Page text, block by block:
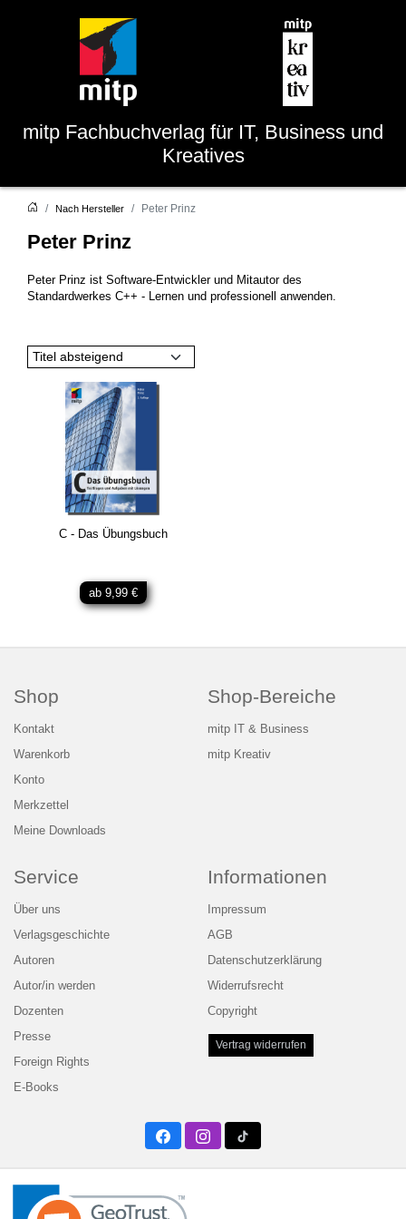
mitp Fachbuchverlag für IT, Business und
Kreatives
Nach Hersteller Peter Prinz
Peter Prinz
Peter Prinz ist Software-Entwickler und Mitautor des
Standardwerkes C++ - Lernen und professionell anwenden.
Titel absteigend
C - Das Übungsbuch
ab 9,99 €
Shop
Kontakt
Warenkorb
Konto
Merkzettel
Meine Downloads
Shop-Bereiche
mitp IT & Business
mitp Kreativ
Service
Über uns
Verlagsgeschichte
Autoren
Autor/in werden
Dozenten
Presse
Foreign Rights
E-Books
Informationen
Impressum
AGB
Datenschutzerklärung
Widerrufsrecht
Copyright
Vertrag widerrufen
FacebookInstagramTwitter